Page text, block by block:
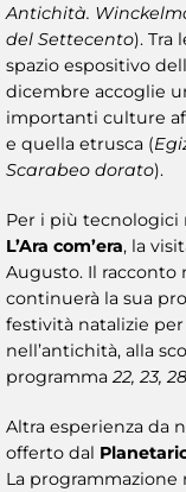
Antichità.
del Settecento). Tra
spazio espositivo
dicembre accoglie
importanti culture
e quella etrusca (
Scarabeo dorato).
Per i più tecnologici
L’Ara com’era, la
Augusto. Il racconto
continuerà la sua
festività natalizie
nell’antichità, alla
programma 22, 23,
Altra esperienza da
offerto dal
La